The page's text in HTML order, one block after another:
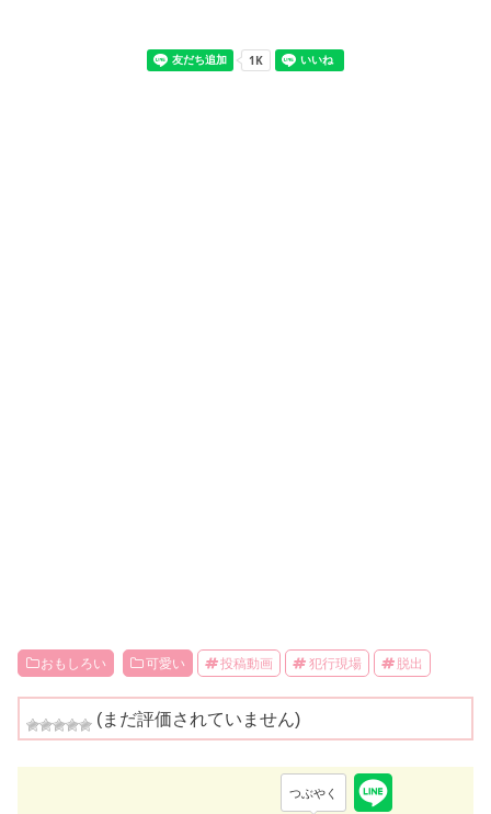
おもしろい 可愛い 投稿動画 犯行現場 脱出
(まだ評価されていません)
つぶやく